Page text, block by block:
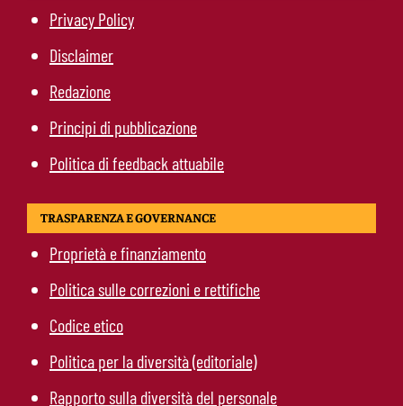
Privacy Policy
Disclaimer
Redazione
Principi di pubblicazione
Politica di feedback attuabile
TRASPARENZA E GOVERNANCE
Proprietà e finanziamento
Politica sulle correzioni e rettifiche
Codice etico
Politica per la diversità (editoriale)
Rapporto sulla diversità del personale